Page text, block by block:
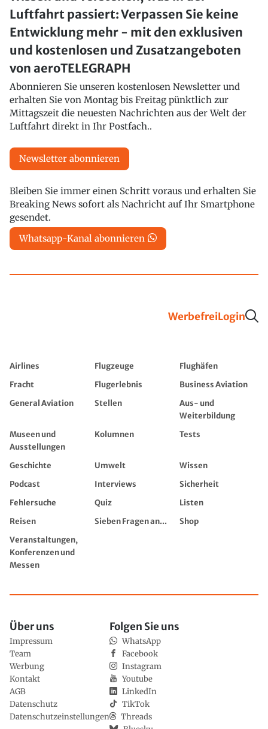
Luftfahrt passiert: Verpassen Sie keine
Entwicklung mehr - mit den exklusiven
und kostenlosen und Zusatzangeboten
von aeroTELEGRAPH
Abonnieren Sie unseren kostenlosen Newsletter und
erhalten Sie von Montag bis Freitag pünktlich zur
Mittagszeit die neuesten Nachrichten aus der Welt der
Luftfahrt direkt in Ihr Postfach..
Newsletter abonnieren
Bleiben Sie immer einen Schritt voraus und erhalten Sie
Breaking News sofort als Nachricht auf Ihr Smartphone
gesendet.
Whatsapp-Kanal abonnieren
WerbefreiLogin
Airlines Flugzeuge
Flughäfen
Fracht
Flugerlebnis
Business Aviation
General Aviation
Stellen
Aus- und
Weiterbildung
Museen und
Ausstellungen
Kolumnen Tests
Geschichte Umwelt
Wissen
Podcast
Interviews
Sicherheit
Fehlersuche
Quiz
Listen
Reisen
Sieben Fragen an...
Shop
Veranstaltungen,
Konferenzen und
Messen
Über uns
Impressum
Team
Werbung
Kontakt
AGB
Datenschutz
Datenschutzeinstellungen
Folgen Sie uns
WhatsApp
Facebook
Instagram
Youtube
LinkedIn
TikTok
Threads